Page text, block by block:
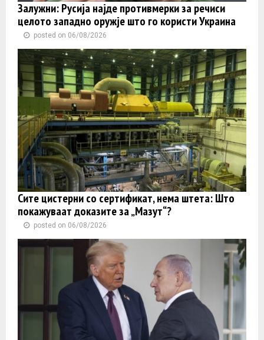
Залужни: Русија најде противмерки за речиси
целото западно оружје што го користи Украина
posted on 06/08/2026
Сите цистерни со сертификат, нема штета: Што
покажуваат доказите за „Мазут“?
posted on 06/08/2026